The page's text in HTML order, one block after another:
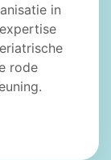
in
rode